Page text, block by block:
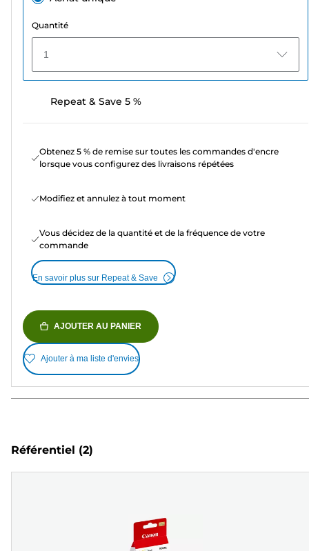
Quantité
1
Repeat & Save 5 %
Obtenez 5 % de remise sur toutes les commandes d'encre
lorsque vous configurez des livraisons répétées
Modifiez et annulez à tout moment
Vous décidez de la quantité et de la fréquence de votre
commande
En savoir plus sur Repeat & Save
AJOUTER AU PANIER
Ajouter à ma liste d'envies
Référentiel (2)